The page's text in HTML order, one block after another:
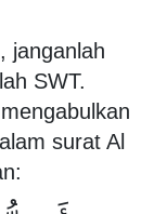
janganlah
SWT.
surat Al